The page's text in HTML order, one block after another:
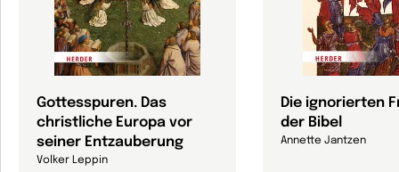
Gottesspuren. Das
christliche Europa vor
seiner Entzauberung
Volker Leppin
Die ignorierten
der Bibel
Annette Jantzen